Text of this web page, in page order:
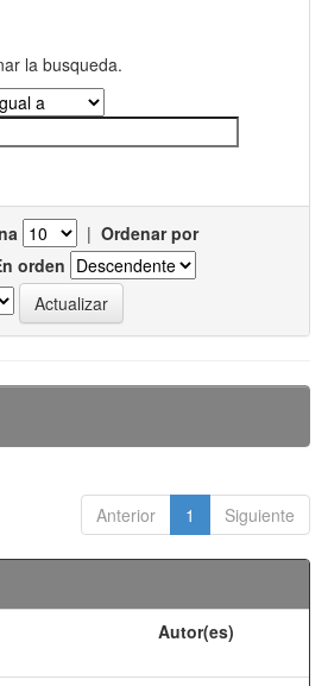
la busqueda.
| Ordenar por
orden
Anterior 1 Siguiente
Autor(es)